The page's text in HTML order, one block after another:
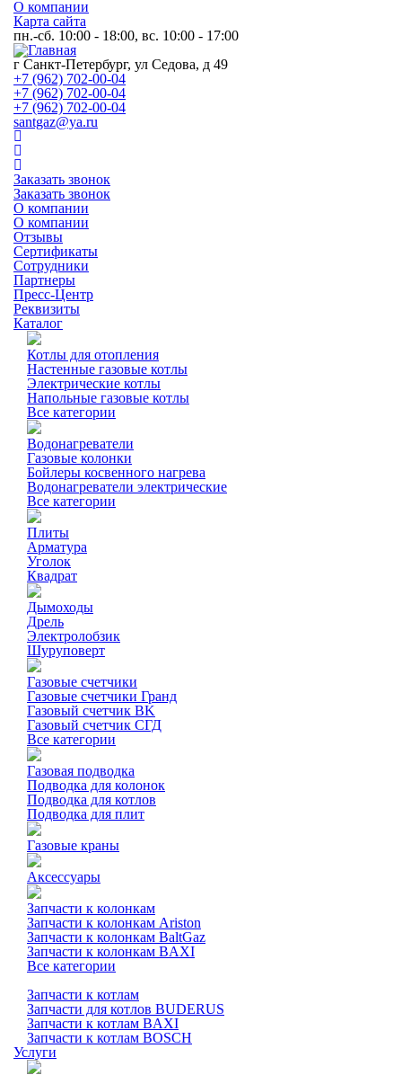
О компании
Карта сайта
пн.-сб. 10:00 - 18:00, вс. 10:00 - 17:00
г Санкт-Петербург, ул Седова, д 49
+7 (962) 702-00-04
+7 (962) 702-00-04
+7 (962) 702-00-04
santgaz@ya.ru
Заказать звонок
Заказать звонок
О компании
О компании
Отзывы
Сертификаты
Сотрудники
Партнеры
Пресс-Центр
Реквизиты
Каталог
Котлы для отопления
Настенные газовые котлы
Электрические котлы
Напольные газовые котлы
Все категории
Водонагреватели
Газовые колонки
Бойлеры косвенного нагрева
Водонагреватели электрические
Все категории
Плиты
Арматура
Уголок
Квадрат
Дымоходы
Дрель
Электролобзик
Шуруповерт
Газовые счетчики
Газовые счетчики Гранд
Газовый счетчик BK
Газовый счетчик СГД
Все категории
Газовая подводка
Подводка для колонок
Подводка для котлов
Подводка для плит
Газовые краны
Аксессуары
Запчасти к колонкам
Запчасти к колонкам Ariston
Запчасти к колонкам BaltGaz
Запчасти к колонкам BAXI
Все категории
Запчасти к котлам
Запчасти для котлов BUDERUS
Запчасти к котлам BAXI
Запчасти к котлам BOSCH
Услуги